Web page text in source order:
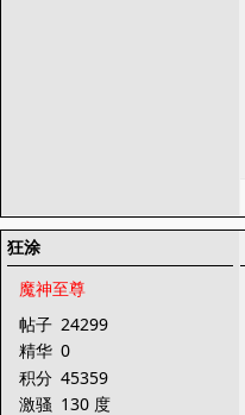
狂涂
魔神至尊
帖子 24299
精华 0
积分 45359
激骚 130 度